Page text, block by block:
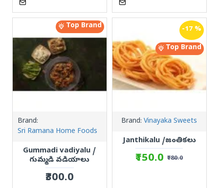
Top Brand
Brand:
Sri Ramana Home Foods
Gummadi vadiyalu /
గుమ్మడి వడియాలు
₹300.0
Top Brand
-17 %
Brand: Vinayaka Sweets
Janthikalu /జంతికలు
₹150.0 ₹180.0